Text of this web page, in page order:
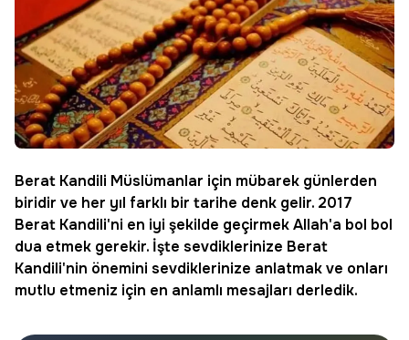
Berat Kandili Müslümanlar için mübarek günlerden
biridir ve her yıl farklı bir tarihe denk gelir. 2017
Berat Kandili'ni en iyi şekilde geçirmek Allah'a bol bol
dua etmek gerekir. İşte sevdiklerinize Berat
Kandili'nin önemini sevdiklerinize anlatmak ve onları
mutlu etmeniz için en anlamlı mesajları derledik.